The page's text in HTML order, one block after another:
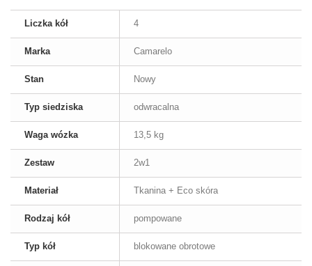
Liczka kół 4
Marka Camarelo
Stan Nowy
Typ siedziska odwracalna
Waga wózka 13,5 kg
Zestaw 2w1
Materiał Tkanina + Eco skóra
Rodzaj kół pompowane
Typ kół blokowane obrotowe